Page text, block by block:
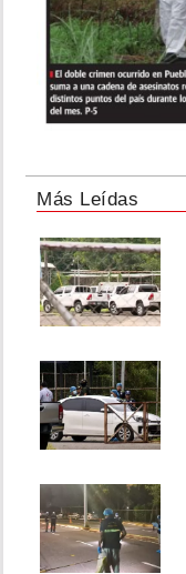
Más Leídas